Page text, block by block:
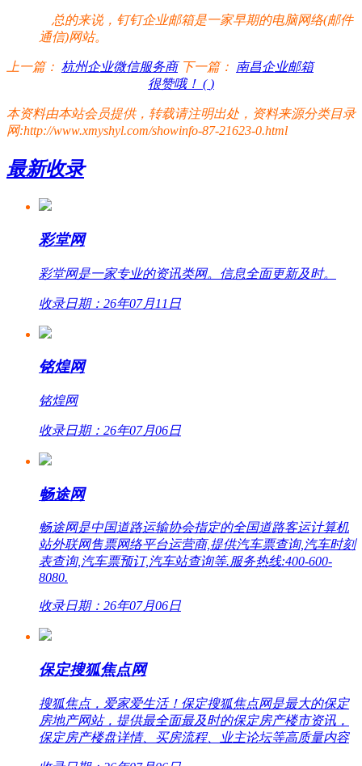
总的来说，钉钉企业邮箱是一家早期的电脑网络(邮件
通信)网站。
上一篇： 杭州企业微信服务商 下一篇： 南昌企业邮箱
很赞哦！ ( )
本资料由本站会员提供，转载请注明出处，资料来源分类目录
网:http://www.xmyshyl.com/showinfo-87-21623-0.html
最新收录
彩堂网
彩堂网是一家专业的资讯类网。信息全面更新及时。
收录日期：26年07月11日
铭煌网
铭煌网
收录日期：26年07月06日
畅途网
畅途网是中国道路运输协会指定的全国道路客运计算机
站外联网售票网络平台运营商,提供汽车票查询,汽车时刻
表查询,汽车票预订,汽车站查询等.服务热线:400-600-
8080.
收录日期：26年07月06日
保定搜狐焦点网
搜狐焦点，爱家爱生活！保定搜狐焦点网是最大的保定
房地产网站，提供最全面最及时的保定房产楼市资讯，
保定房产楼盘详情、买房流程、业主论坛等高质量内容